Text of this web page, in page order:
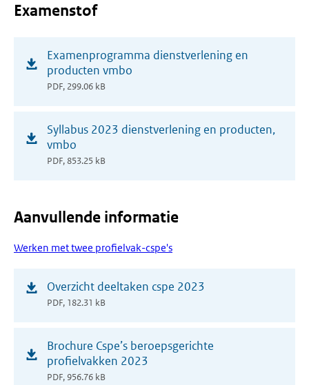
Examenstof
Examenprogramma dienstverlening en
producten vmbo
PDF, 299.06 kB
Syllabus 2023 dienstverlening en producten,
vmbo
PDF, 853.25 kB
Aanvullende informatie
Werken met twee profielvak-cspe's
Overzicht deeltaken cspe 2023
PDF, 182.31 kB
Brochure Cspe’s beroepsgerichte
profielvakken 2023
PDF, 956.76 kB